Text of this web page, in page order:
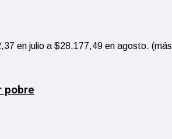
en julio a $28.177,49 en agosto.
pobre